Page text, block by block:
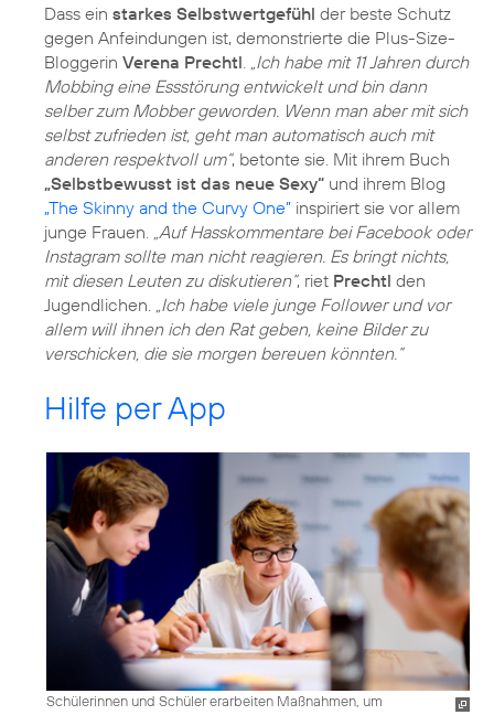
Dass ein starkes Selbstwertgefühl der beste Schutz
gegen Anfeindungen ist, demonstrierte die Plus-Size-
Bloggerin Verena Prechtl
„Ich habe mit 11 Jahren durch
Mobbing eine Essstörung entwickelt und bin dann
selber zum Mobber geworden. Wenn man aber mit sich
selbst zufrieden ist, geht man automatisch auch mit
anderen respektvoll um“, betonte sie. Mit ihrem Buch
„Selbstbewusst ist das neue Sexy“ und ihrem Blog
„The Skinny and the Curvy One” inspiriert sie vor allem
junge Frauen.
„Auf Hasskommentare bei Facebook oder
Instagram sollte man nicht reagieren. Es bringt nichts,
mit diesen Leuten zu diskutieren“, riet Prechtl den
Jugendlichen.
„Ich habe viele junge Follower und vor
allem will ihnen ich den Rat geben, keine Bilder zu
verschicken, die sie morgen bereuen könnten.“
Hilfe per App
Schülerinnen und Schüler erarbeiten Maßnahmen, um